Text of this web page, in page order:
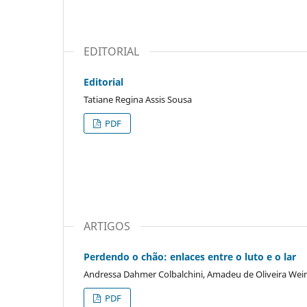
EDITORIAL
Editorial
Tatiane Regina Assis Sousa
PDF
ARTIGOS
Perdendo o chão: enlaces entre o luto e o lar
Andressa Dahmer Colbalchini, Amadeu de Oliveira
PDF